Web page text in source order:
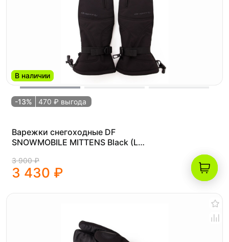
В наличии
-13% 470 ₽ выгода
Варежки снегоходные DF
SNOWMOBILE MITTENS Black (L
3 900 ₽
3 430 ₽